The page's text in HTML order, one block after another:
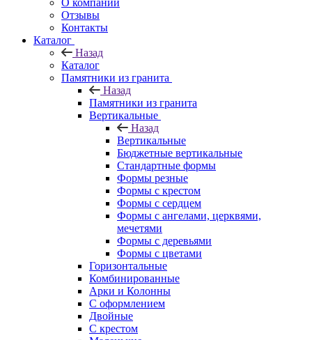
О компании
Отзывы
Контакты
Каталог
Назад
Каталог
Памятники из гранита
Назад
Памятники из гранита
Вертикальные
Назад
Вертикальные
Бюджетные вертикальные
Стандартные формы
Формы резные
Формы с крестом
Формы с сердцем
Формы с ангелами, церквями,
мечетями
Формы с деревьями
Формы с цветами
Горизонтальные
Комбинированные
Арки и Колонны
С оформлением
Двойные
С крестом